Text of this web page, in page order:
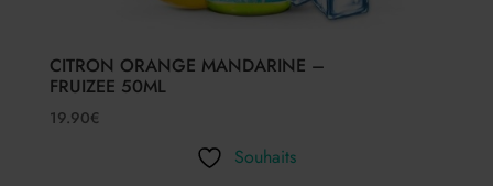
CITRON ORANGE MANDARINE –
FRUIZEE 50ML
19.90€
Souhaits